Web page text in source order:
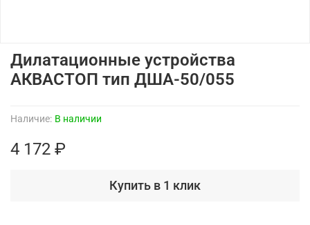
Наличие: В наличии
Дилатационные устройства
АКВАСТОП тип ДША-50/055
4 172 ₽
Купить в 1 клик